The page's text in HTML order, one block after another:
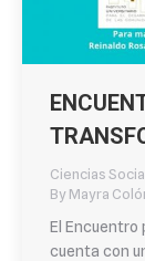
Ciencias
ByMayra
El Encuentro
cuenta con